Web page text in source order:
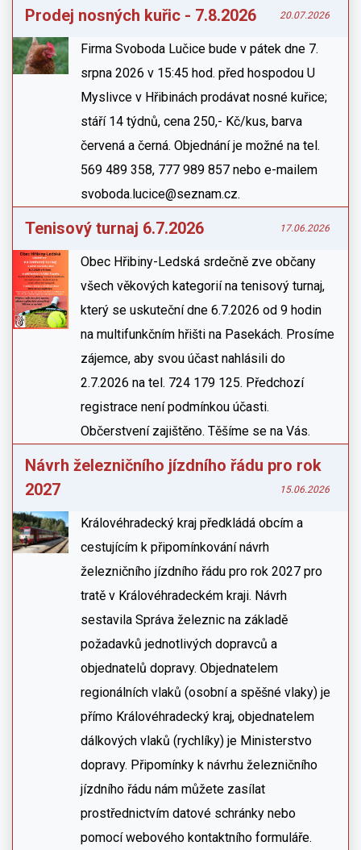
Prodej nosných kuřic - 7.8.2026 20.07.2026
Firma Svoboda Lučice bude v pátek dne 7.
srpna 2026 v 15:45 hod. před hospodou U
Myslivce v Hřibinách prodávat nosné kuřice;
stáří 14 týdnů, cena 250,- Kč/kus, barva
červená a černá. Objednání je možné na tel.
569 489 358, 777 989 857 nebo e-mailem
svoboda.lucice@seznam.cz.
Tenisový turnaj 6.7.2026 17.06.2026
Obec Hřibiny-Ledská srdečně zve občany
všech věkových kategorií na tenisový turnaj,
který se uskuteční dne 6.7.2026 od 9 hodin
na multifunkčním hřišti na Pasekách. Prosíme
zájemce, aby svou účast nahlásili do
2.7.2026 na tel. 724 179 125. Předchozí
registrace není podmínkou účasti.
Občerstvení zajištěno. Těšíme se na Vás.
Návrh železničního jízdního řádu pro rok
2027
15.06.2026
Královéhradecký kraj předkládá obcím a
cestujícím k připomínkování návrh
železničního jízdního řádu pro rok 2027 pro
tratě v Královéhradeckém kraji. Návrh
sestavila Správa železnic na základě
požadavků jednotlivých dopravců a
objednatelů dopravy. Objednatelem
regionálních vlaků (osobní a spěšné vlaky) je
přímo Královéhradecký kraj, objednatelem
dálkových vlaků (rychlíky) je Ministerstvo
dopravy. Připomínky k návrhu železničního
jízdního řádu nám můžete zasílat
prostřednictvím datové schránky nebo
pomocí webového kontaktního formuláře.